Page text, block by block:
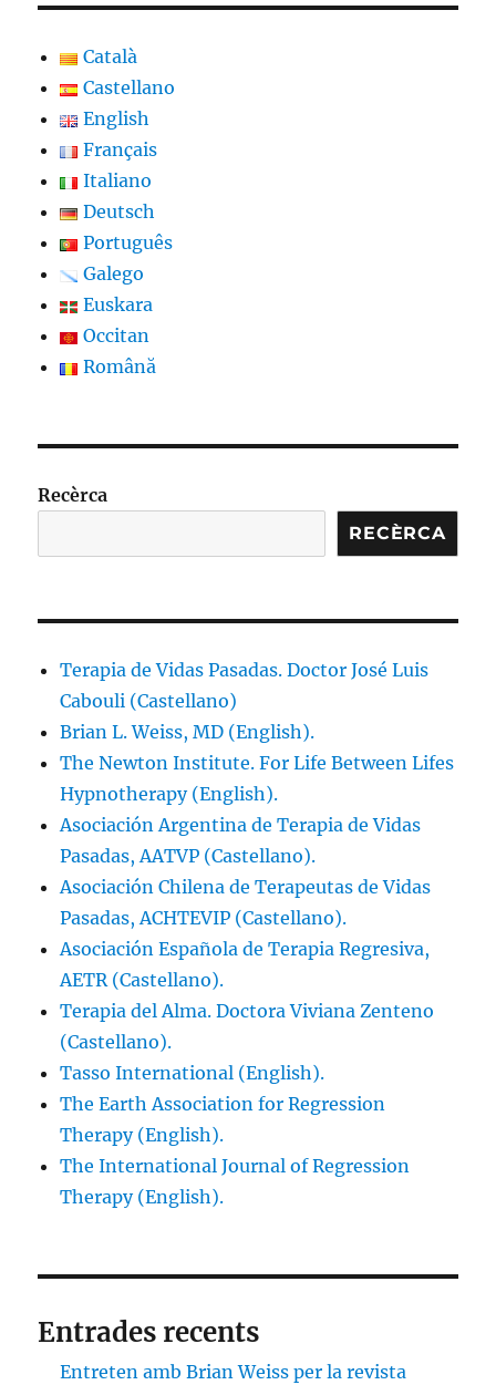
Català
Castellano
English
Français
Italiano
Deutsch
Português
Galego
Euskara
Occitan
Română
Recèrca
RECÈRCA
Terapia de Vidas Pasadas. Doctor José Luis
Cabouli (Castellano)
Brian L. Weiss, MD (English).
The Newton Institute. For Life Between Lifes
Hypnotherapy (English).
Asociación Argentina de Terapia de Vidas
Pasadas, AATVP (Castellano).
Asociación Chilena de Terapeutas de Vidas
Pasadas, ACHTEVIP (Castellano).
Asociación Española de Terapia Regresiva,
AETR (Castellano).
Terapia del Alma. Doctora Viviana Zenteno
(Castellano).
Tasso International (English).
The Earth Association for Regression
Therapy (English).
The International Journal of Regression
Therapy (English).
Entrades recents
Entreten amb Brian Weiss per la revista